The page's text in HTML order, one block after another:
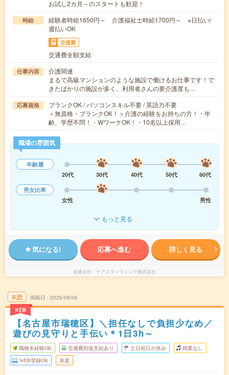
お試し2カ月～のスタートも歓迎！
時給
経験者時給1650円～ 介護福祉士時給1700円～ ※日払い/
週払いOK
交通費
交通費全額支給
仕事内容
介護関連
まるで高級マンションのような施設で働けるお仕事です！で
きたばかりの施設が多く、利用者さんの要介護度も…
応募資格
ブランクOK / パソコンスキル不要 / 英語力不要
＜無資格・ブランクOK！＞介護の経験をお持ちの方！・年
齢、学歴不問！・WワークOK！・10名以上採用…
職場の雰囲気
年齢層
20代
30代 40代 50代
60代
男女比率
女性
男性
もっと見る
気になる! 応募へ進む 詳しく見る
派遣会社 ケアスタッフィング株式会社
未読
NEW
掲載日 2026/08/06
【名古屋市瑞穂区】＼担任なしで負担少なめ／
遊びの見守りと手伝い＊1日3h～
職種未経験OK 交通費別途支給あり 土日祝日が休み 残業なし
WEB登録OK 派遣